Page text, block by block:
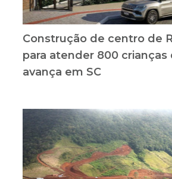
Construção de centro de
para atender 800
avança em SC